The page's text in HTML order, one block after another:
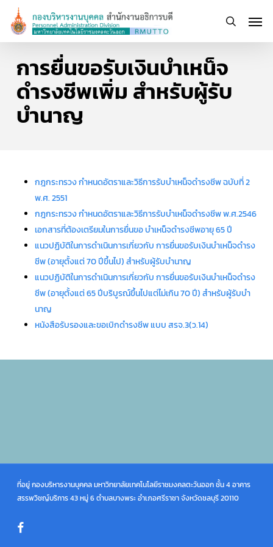
main
search
การยื่นขอรับเงินบำเหน็จ
ดำรงชีพเพิ่ม สำหรับผู้รับ
บำนาญ
กฎกระทรวง กำหนดอัตราและวิธีการรับบำเหน็จดำรงชีพ ฉบับที่ 2
พ.ศ. 2551
กฎกระทรวง กำหนดอัตราและวิธีการรับบำเหน็จดำรงชีพ พ.ศ.2546
เอกสารที่ต้องเตรียมในการยื่นขอ บำเหน็จดำรงชีพอายุ 65 ปี
แนวปฏิบัติในการดําเนินการเกี่ยวกับ การยื่นขอรับเงินบําเหน็จดํารง
ชีพ (อายุตั้งแต่ 70 ปีขึ้นไป) สําหรับผู้รับบํานาญ
แนวปฏิบัติในการดําเนินการเกี่ยวกับ การยื่นขอรับเงินบําเหน็จดํารง
ชีพ (อายุตั้งแต่ 65 ปีบริบูรณ์ขึ้นไปแต่ไม่เกิน 70 ปี) สําหรับผู้รับบํา
นาญ
หนังสือรับรองและขอเบิกดำรงชีพ แบบ สรจ.3(ว.14)
ที่อยู่ กองบริหารงานบุคคล มหาวิทยาลัยเทคโนโลยีราชมงคลตะวันออก ชั้น 4 อาคาร
สรรพวิชญ์บริการ 43 หมู่ 6 ตำบลบางพระ อำเภอศรีราชา จังหวัดชลบุรี 20110
facebook